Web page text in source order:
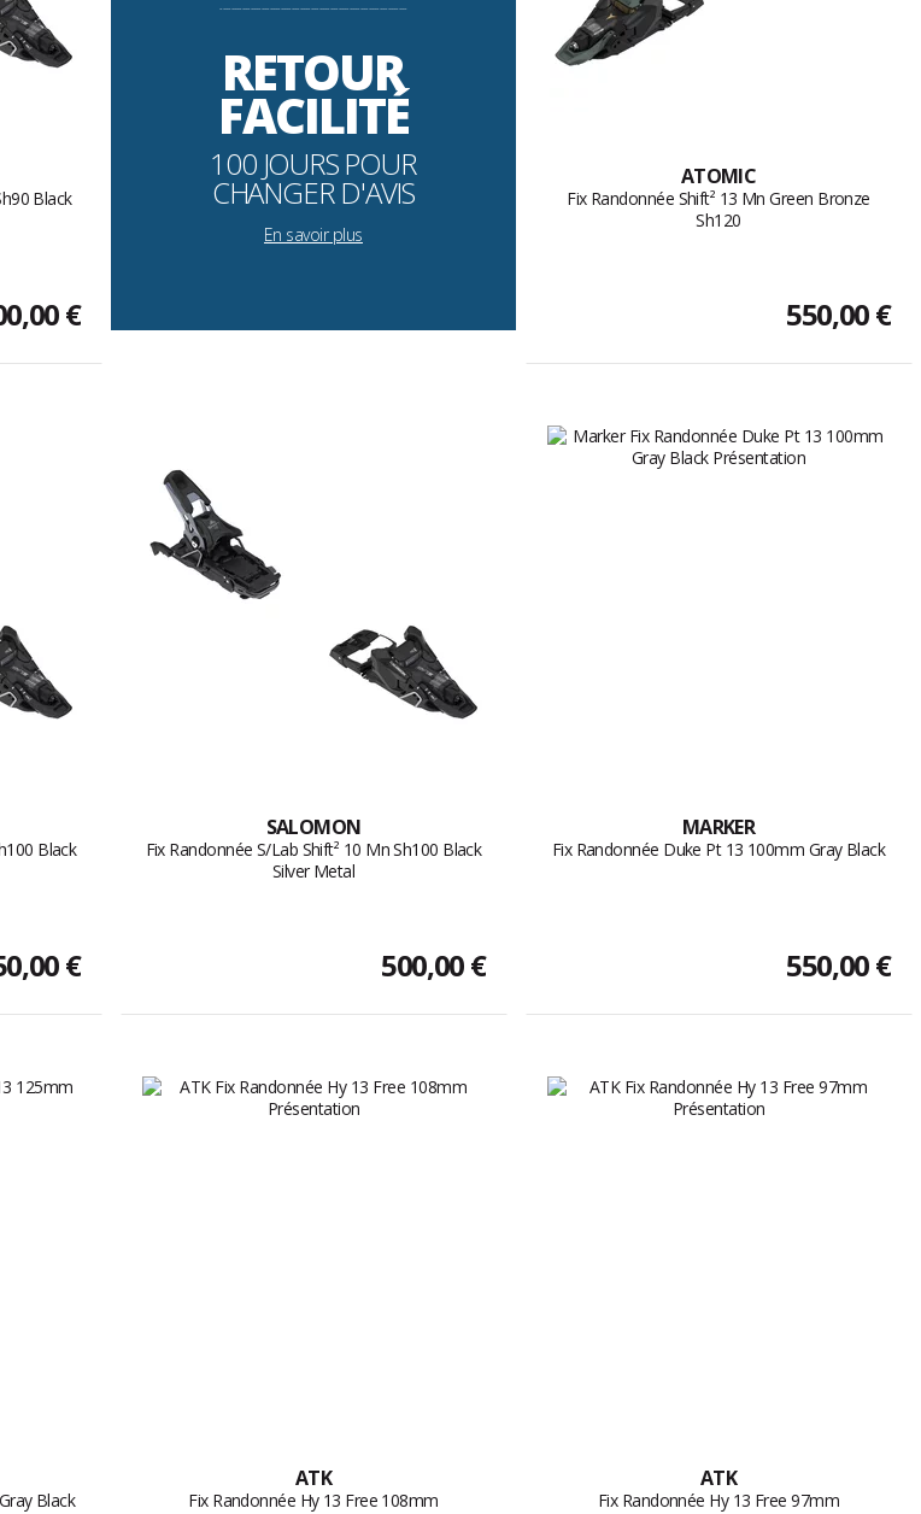
Black
€
--------------------------------------------------------------------
RETOUR
FACILITÉ
100 JOURS POUR
CHANGER D'AVIS
En savoir plus
ATOMIC
Fix Randonnée Shift² 13 Mn Green Bronze
Sh120
550,00 €
Black
€
SALOMON
Fix Randonnée S/Lab Shift² 10 Mn Sh100 Black
Silver Metal
500,00 €
MARKER
Fix Randonnée Duke Pt 13 100mm Gray Black
550,00 €
Black
ATK
Fix Randonnée Hy 13 Free 108mm
ATK
Fix Randonnée Hy 13 Free 97mm